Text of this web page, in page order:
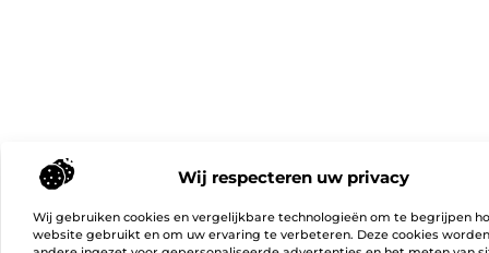
Wij respecteren uw privacy
Wij gebruiken cookies en vergelijkbare technologieën om te begrijpen
website gebruikt en om uw ervaring te verbeteren. Deze cookies